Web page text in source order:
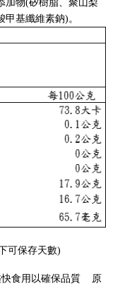
加物(矽樹脂、聚山梨
基纖維素鈉)。
可保存天數)
食用以確保品質    原